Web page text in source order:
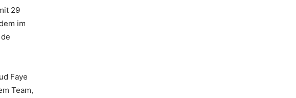
29
im
Faye
Team,